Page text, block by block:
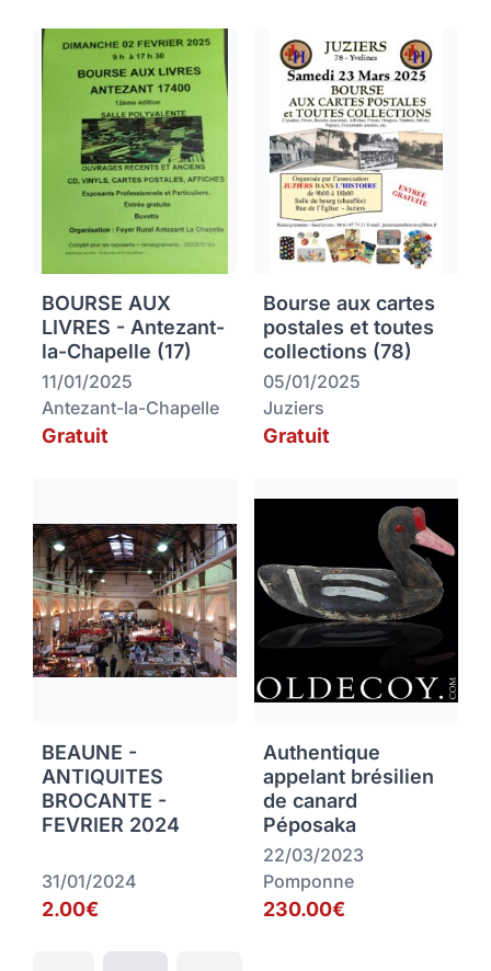
BOURSE AUX
LIVRES - Antezant-
la-Chapelle (17)
11/01/2025
Antezant-la-Chapelle
Gratuit
Bourse aux cartes
postales et toutes
collections (78)
05/01/2025
Juziers
Gratuit
BEAUNE -
ANTIQUITES
BROCANTE -
FEVRIER 2024
31/01/2024
2.00€
Authentique
appelant brésilien
de canard
Péposaka
22/03/2023
Pomponne
230.00€